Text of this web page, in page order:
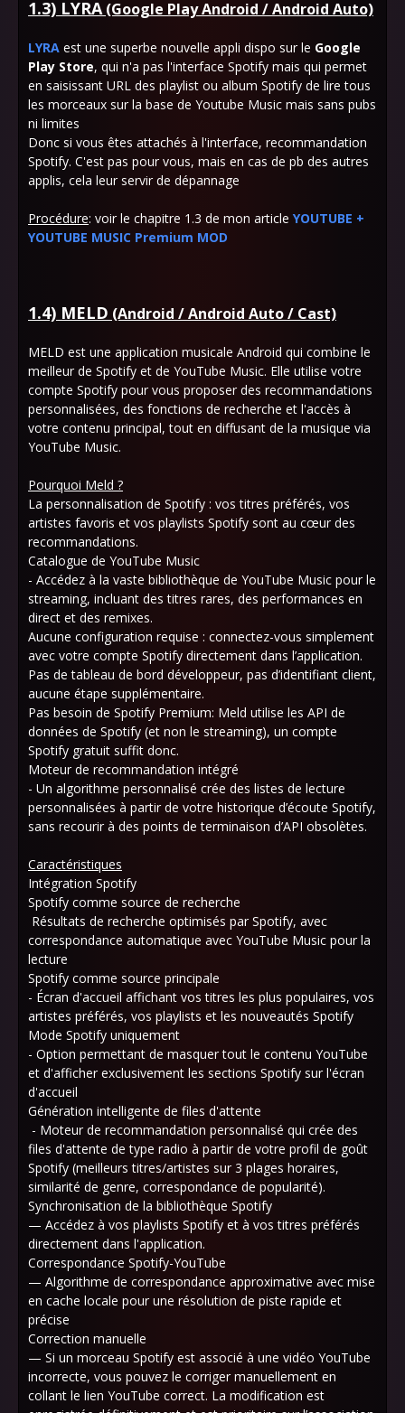
1.3) LYRA(Google Play Android / Android Auto)
LYRA est une superbe nouvelle appli dispo sur le Google
Play Store, qui n'a pas l'interface Spotify mais qui permet
en saisissant URL des playlist ou album Spotify de lire tous
les morceaux sur la base de Youtube Music mais sans pubs
ni limites
Donc si vous êtes attachés à l'interface, recommandation
Spotify. C'est pas pour vous, mais en cas de pb des autres
applis, cela leur servir de dépannage
Procédure: voir le chapitre 1.3 de mon article YOUTUBE +
YOUTUBE MUSIC Premium MOD
1.4) MELD (Android / Android Auto / Cast)
MELD est une application musicale Android qui combine le
meilleur de Spotify et de YouTube Music. Elle utilise votre
compte Spotify pour vous proposer des recommandations
personnalisées, des fonctions de recherche et l'accès à
votre contenu principal, tout en diffusant de la musique via
YouTube Music.
Pourquoi Meld ?
La personnalisation de Spotify : vos titres préférés, vos
artistes favoris et vos playlists Spotify sont au cœur des
recommandations.
Catalogue de YouTube Music
- Accédez à la vaste bibliothèque de YouTube Music pour le
streaming, incluant des titres rares, des performances en
direct et des remixes.
Aucune configuration requise : connectez-vous simplement
avec votre compte Spotify directement dans l’application.
Pas de tableau de bord développeur, pas d’identifiant client,
aucune étape supplémentaire.
Pas besoin de Spotify Premium: Meld utilise les API de
données de Spotify (et non le streaming), un compte
Spotify gratuit suffit donc.
Moteur de recommandation intégré
- Un algorithme personnalisé crée des listes de lecture
personnalisées à partir de votre historique d’écoute Spotify,
sans recourir à des points de terminaison d’API obsolètes.
Caractéristiques
Intégration Spotify
Spotify comme source de recherche
Résultats de recherche optimisés par Spotify, avec
correspondance automatique avec YouTube Music pour la
lecture
Spotify comme source principale
- Écran d'accueil affichant vos titres les plus populaires, vos
artistes préférés, vos playlists et les nouveautés Spotify
Mode Spotify uniquement
- Option permettant de masquer tout le contenu YouTube
et d'afficher exclusivement les sections Spotify sur l'écran
d'accueil
Génération intelligente de files d'attente
- Moteur de recommandation personnalisé qui crée des
files d'attente de type radio à partir de votre profil de goût
Spotify (meilleurs titres/artistes sur 3 plages horaires,
similarité de genre, correspondance de popularité).
Synchronisation de la bibliothèque Spotify
— Accédez à vos playlists Spotify et à vos titres préférés
directement dans l'application.
Correspondance Spotify-YouTube
— Algorithme de correspondance approximative avec mise
en cache locale pour une résolution de piste rapide et
précise
Correction manuelle
— Si un morceau Spotify est associé à une vidéo YouTube
incorrecte, vous pouvez le corriger manuellement en
collant le lien YouTube correct. La modification est